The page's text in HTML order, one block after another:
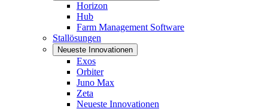
Horizon
Hub
Farm Management Software
Stallösungen
Neueste Innovationen
Exos
Orbiter
Juno Max
Zeta
Neueste Innovationen